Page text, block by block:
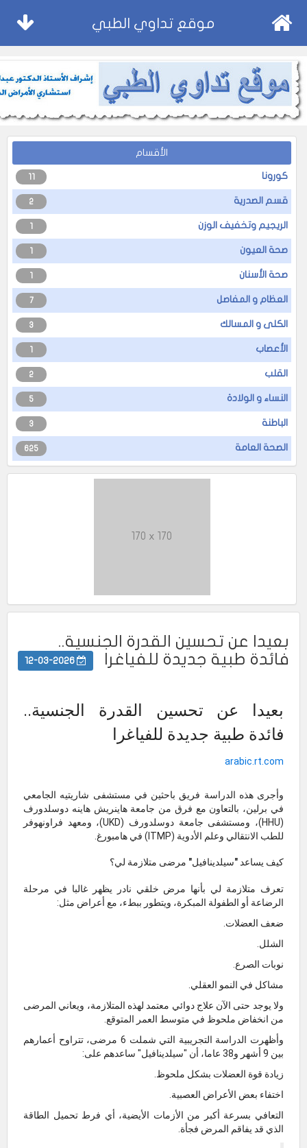
موقع تداوي الطبي
الأقسام
كورونا 11
قسم الصدرية 2
الريجيم وتخفيف الوزن 1
صحة العيون 1
صحة الأسنان 1
العظام و المفاصل 7
الكلى و المسالك 3
الأعصاب 1
القلب 2
النساء و الولادة 5
الباطنة 3
الصحة العامة 625
170 x 170
بعيدا عن تحسين القدرة الجنسية..
فائدة طبية جديدة للفياغرا
بعيدا عن تحسين القدرة الجنسية..
فائدة طبية جديدة للفياغرا
arabic.rt.com
وأجرى هذه الدراسة فريق باحثين في مستشفى شاريتيه الجامعي
في برلين، بالتعاون مع فرق من جامعة هاينريش هاينه دوسلدورف
(HHU)، ومستشفى جامعة دوسلدورف (UKD)، ومعهد فراونهوفر
للطب الانتقالي وعلم الأدوية (ITMP) في هامبورغ.
كيف يساعد "سيلدينافيل" مرضى متلازمة لي؟
تعرف متلازمة لي بأنها مرض خلقي نادر يظهر غالبا في مرحلة
الرضاعة أو الطفولة المبكرة، ويتطور ببطء، مع أعراض مثل:
ضعف العضلات.
الشلل.
نوبات الصرع.
مشاكل في النمو العقلي.
ولا يوجد حتى الآن علاج دوائي معتمد لهذه المتلازمة، ويعاني المرضى
من انخفاض ملحوظ في متوسط العمر المتوقع.
وأظهرت الدراسة التجريبية التي شملت 6 مرضى، تتراوح أعمارهم
بين 9 أشهر و38 عاما، أن "سيلدينافيل" ساعدهم على:
زيادة قوة العضلات بشكل ملحوظ.
اختفاء بعض الأعراض العصبية.
التعافي بسرعة أكبر من الأزمات الأيضية، أي فرط تحميل الطاقة
الذي قد يفاقم المرض فجأة.